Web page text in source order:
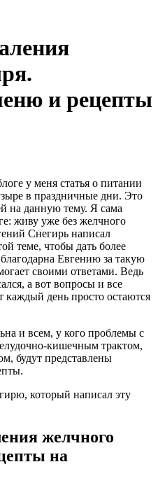
и рецепты
у меня статья о питании
в праздничные дни. Это
на данную тему. Я сама
живу уже без желчного
Снегирь написал
теме, чтобы дать более
Евгению за такую
своими ответами. Ведь
а вот вопросы и все
каждый день просто остаются
и всем, у кого проблемы с
кишечным трактом,
будут представлены
который написал эту
желчного
на